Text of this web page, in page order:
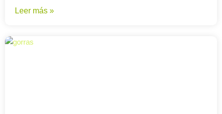
Leer más »